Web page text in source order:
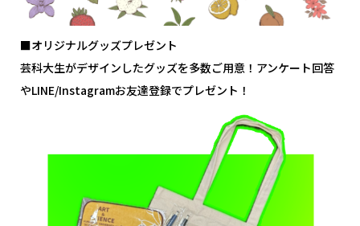
■オリジナルグッズプレゼント
芸科大生がデザインしたグッズを多数ご用意！アンケート回答
やLINE/Instagramお友達登録でプレゼント！